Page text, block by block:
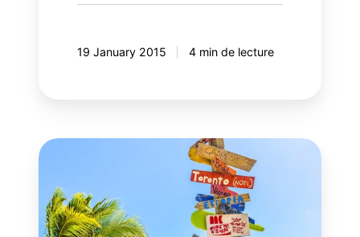
19 January 2015 4 min de lecture
Tourisme
ligne
les